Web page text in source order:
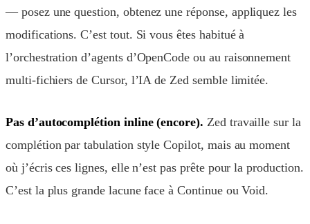
— posez une question, obtenez une réponse, appliquez les
modifications. C’est tout. Si vous êtes habitué à
l’orchestration d’agents d’OpenCode ou au raisonnement
multi-fichiers de Cursor, l’IA de Zed semble limitée.
Pas d’autocomplétion inline (encore). Zed travaille sur la
complétion par tabulation style Copilot, mais au moment
où j’écris ces lignes, elle n’est pas prête pour la production.
C’est la plus grande lacune face à Continue ou Void.